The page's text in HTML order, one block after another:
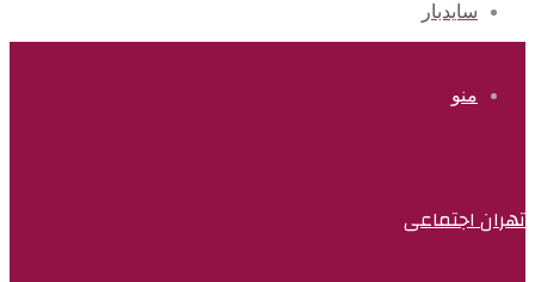
سایدبار
منو
تهران اجتماعی